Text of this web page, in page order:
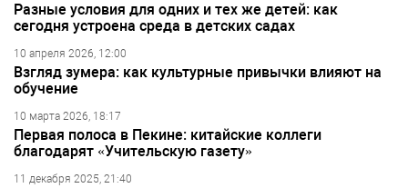
Разные условия для одних и тех же детей: как
сегодня устроена среда в детских садах
10 апреля 2026, 12:00
Взгляд зумера: как культурные привычки влияют на
обучение
10 марта 2026, 18:17
Первая полоса в Пекине: китайские коллеги
благодарят «Учительскую газету»
11 декабря 2025, 21:40